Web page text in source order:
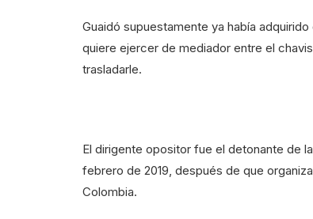
Guaidó supuestamente ya había
quiere ejercer de mediador entre el
trasladarle.
El dirigente opositor fue el detonante de
febrero de 2019, después de que
Colombia.